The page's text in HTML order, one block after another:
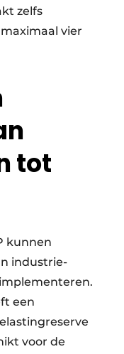
zelfs
vier
tot
kunnen
industrie-
een
voor de